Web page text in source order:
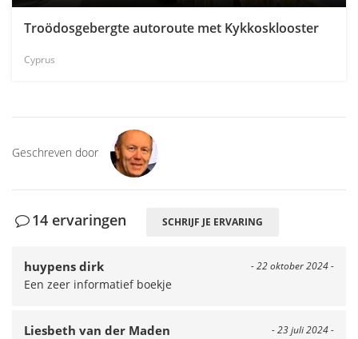
Troödosgebergte autoroute met Kykkosklooster
Cyprus
Geschreven door
14 ervaringen SCHRIJF JE ERVARING
- 22 oktober 2024 -
huypens dirk
Een zeer informatief boekje
- 23 juli 2024 -
Liesbeth van der Maden